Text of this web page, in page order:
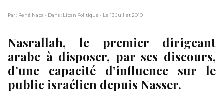
Par : René Naba - Dans : Liban Politique - Le 13 Juillet 2010
Nasrallah, le premier dirigeant
arabe à disposer, par ses discours,
d’une capacité d’influence sur le
public israélien depuis Nasser.